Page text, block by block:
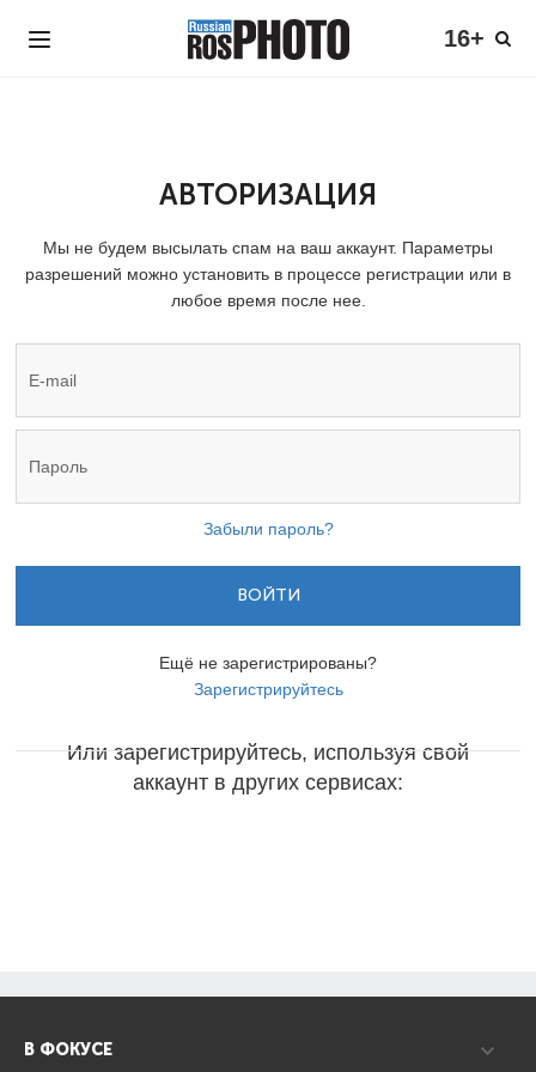
16+
АВТОРИЗАЦИЯ
Мы не будем высылать спам на ваш аккаунт. Параметры
разрешений можно установить в процессе регистрации или в
любое время после нее.
Забыли пароль?
ВОЙТИ
Ещё не зарегистрированы?
Зарегистрируйтесь
Или зарегистрируйтесь, используя свой
аккаунт в других сервисах:
В ФОКУСЕ